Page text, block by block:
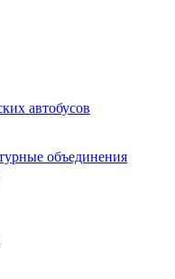
автобусов
объединения